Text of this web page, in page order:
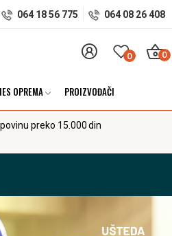
064 18 56 775 064 08 26 408
0 0
OPREMA PROIZVOĐAČI
preko 15.000 din